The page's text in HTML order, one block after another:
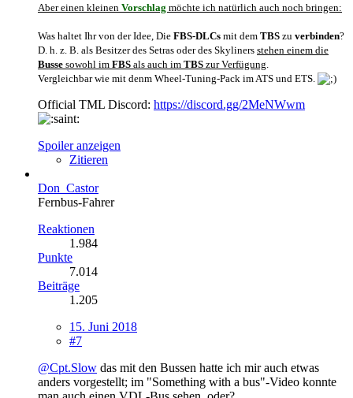
Aber einen kleinen Vorschlag möchte ich natürlich auch noch bringen:
Was haltet Ihr von der Idee, Die FBS-DLCs mit dem TBS zu verbinden?
D. h. z. B. als Besitzer des Setras oder des Skyliners stehen einem die
Busse sowohl im FBS als auch im TBS zur Verfügung
Vergleichbar wie mit denm Wheel-Tuning-Pack im ATS und ETS.
Official TML Discord: https://discord.gg/2MeNWwm
Spoiler anzeigen
Zitieren
Don_Castor
Fernbus-Fahrer
Reaktionen
1.984
Punkte
7.014
Beiträge
1.205
15. Juni 2018
#7
@Cpt.Slow das mit den Bussen hatte ich mir auch etwas
anders vorgestellt; im "Something with a bus"-Video konnte